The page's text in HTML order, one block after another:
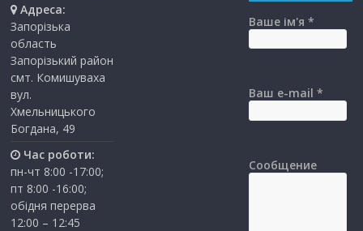
Адреса:
Запорізька
область
Запорізький район
смт. Комишуваха
вул.
Хмельницького
Богдана, 49
Час роботи:
пн-чт 8:00 -17:00;
пт 8:00 -16:00;
обідня перерва
12:00 – 12:45
Ваше ім'я *
Ваш e-mail *
Сообщение